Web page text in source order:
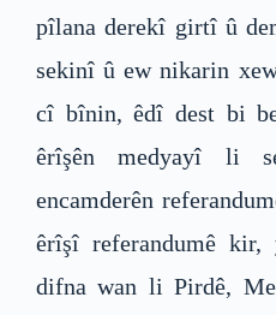
pîlana derekî girtî û
sekinî û ew nikarin
cî bînin, êdî dest bi
êrîşên medyayî li
encamderên
êrîşî referandumê kir,
difna wan li Pirdê,